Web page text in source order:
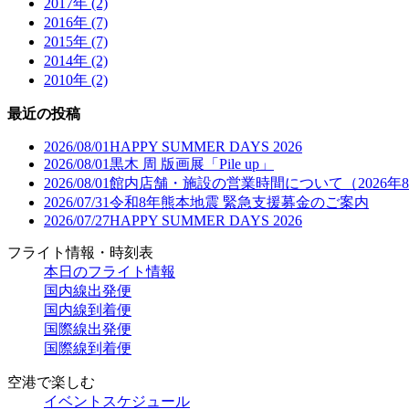
2016年 (7)
2015年 (7)
2014年 (2)
2010年 (2)
最近の投稿
2026/08/01HAPPY SUMMER DAYS 2026
2026/08/01黒木 周 版画展「Pile up」
2026/08/01館内店舗・施設の営業時間について（2026年8
2026/07/31令和8年熊本地震 緊急支援募金のご案内
2026/07/27HAPPY SUMMER DAYS 2026
フライト情報・時刻表
本日のフライト情報
国内線出発便
国内線到着便
国際線出発便
国際線到着便
空港で楽しむ
イベントスケジュール